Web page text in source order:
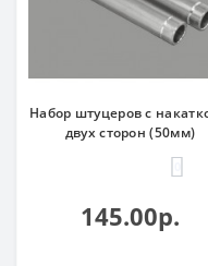
Набор штуцеров с
двух сторон (50мм)
145.00р.